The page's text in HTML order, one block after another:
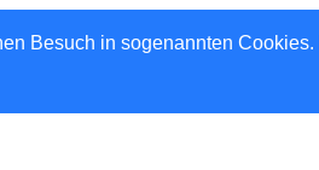
Besuch in sogenannten